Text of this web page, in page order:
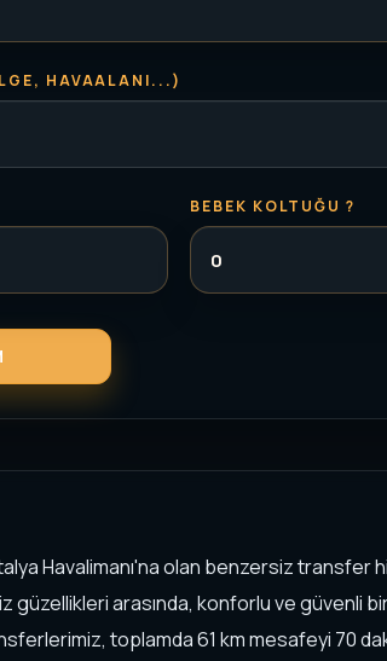
HAVAALANI...)
BEBEK KOLTUĞU ?
Havalimanı'na olan benzersiz transfer
güzellikleri arasında, konforlu ve güvenli
toplamda 61 km mesafeyi 70